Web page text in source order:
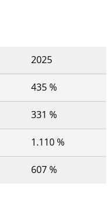
2025
435 %
331 %
1.110 %
607 %